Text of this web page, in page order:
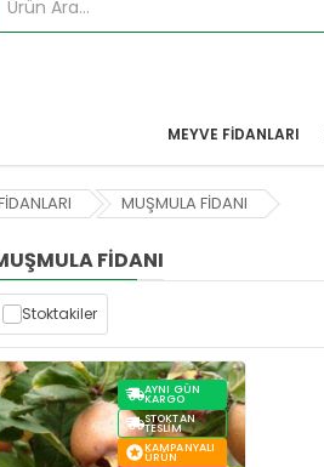
MEYVE FIDANLARI
MUŞMULA FİDANI
FİDANI
Stoktakiler
AYNI GÜN
KARGO
STOKTAN
TESLIM
KAMPANYALI
ÜRÜN